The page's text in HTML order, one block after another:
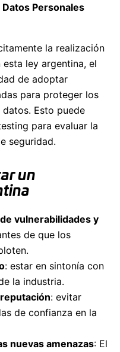
Personales
la realización
ley argentina, el
de adoptar
para proteger los
Esto puede
para evaluar la
seguridad.
un
vulnerabilidades y
de que los
: estar en sintonía con
la industria.
: evitar
de confianza en la
nuevas amenazas: El